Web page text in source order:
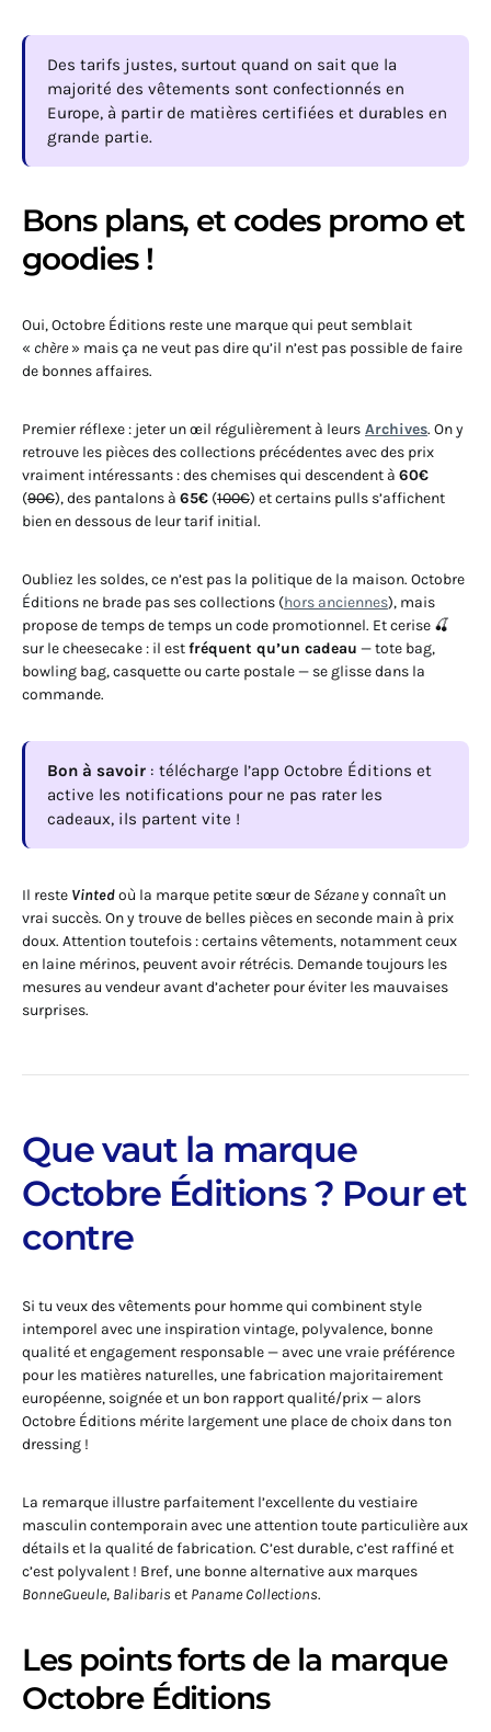
Des tarifs justes, surtout quand on sait que la
majorité des vêtements sont confectionnés en
Europe, à partir de matières certifiées et durables en
grande partie.
Bons plans, et codes promo et
goodies !
Oui, Octobre Éditions reste une marque qui peut semblait
« chère» mais ça ne veut pas dire qu’il n’est pas possible de faire
de bonnes affaires.
Premier réflexe : jeter un œil régulièrement à leurs Archives. On y
retrouve les pièces des collections précédentes avec des prix
vraiment intéressants : des chemises qui descendent à 60€
(90€), des pantalons à 65€ (100€) et certains pulls s’affichent
bien en dessous de leur tarif initial.
Oubliez les soldes, ce n’est pas la politique de la maison. Octobre
Éditions ne brade pas ses collections (hors anciennes), mais
propose de temps de temps un code promotionnel. Et cerise 🍒
sur le cheesecake : il estfréquent qu’un cadeau — tote bag,
bowling bag, casquette ou carte postale — se glisse dans la
commande.
Bon à savoir : télécharge l’app Octobre Éditions et
active les notifications pour ne pas rater les
cadeaux, ils partent vite !
Il reste Vintedoù la marque petite sœur de Sézaney connaît un
vrai succès. On y trouve de belles pièces en seconde main à prix
doux. Attention toutefois : certains vêtements, notamment ceux
en laine mérinos, peuvent avoir rétrécis. Demande toujours les
mesures au vendeur avant d’acheter pour éviter les mauvaises
surprises.
Que vaut la marque
Octobre Éditions ? Pour et
contre
Si tu veux des vêtements pour homme qui combinent style
intemporel avec une inspiration vintage, polyvalence, bonne
qualité et engagement responsable — avec une vraie préférence
pour les matières naturelles, une fabrication majoritairement
européenne, soignée et un bon rapport qualité/prix — alors
Octobre Éditions mérite largement une place de choix dans ton
dressing !
La remarque illustre parfaitement l’excellente du vestiaire
masculin contemporain avec une attention toute particulière aux
détails et la qualité de fabrication. C’est durable, c’est raffiné et
c’est polyvalent ! Bref, une bonne alternative aux marques
BonneGueule, Balibaris et Paname Collections.
Les points forts de la marque
Octobre Éditions